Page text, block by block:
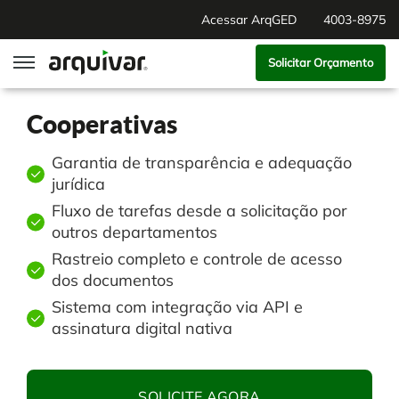
Acessar ArqGED 4003-8975
ArqSign
Soluções
Gestão de Documentos
Digitalização
Segmentos
RH Digital
Institucional
Solicitar Orçamento
Cooperativas
Garantia de transparência e adequação
jurídica
Fluxo de tarefas desde a solicitação por
outros departamentos
Rastreio completo e controle de acesso
dos documentos
Sistema com integração via API e
assinatura digital nativa